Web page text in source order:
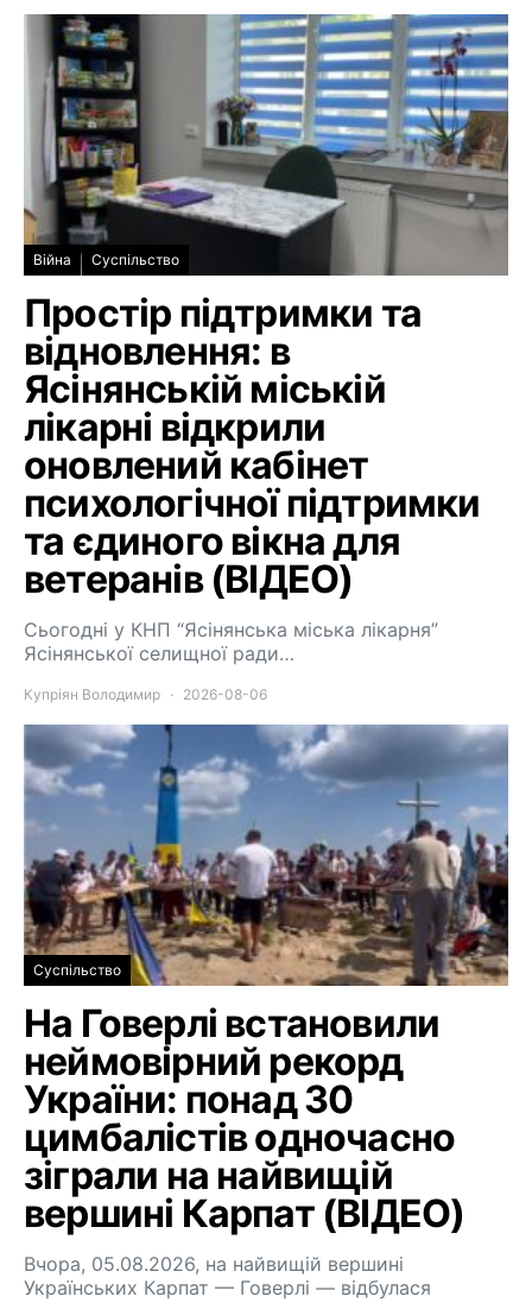
Війна Суспільство
Простір підтримки та
відновлення: в
Ясінянській міській
лікарні відкрили
оновлений кабінет
психологічної підтримки
та єдиного вікна для
ветеранів (ВІДЕО)
Сьогодні у КНП “Ясінянська міська лікарня”
Ясінянської селищної ради…
Купріян Володимир 2026-08-06
Суспільство
На Говерлі встановили
неймовірний рекорд
України: понад 30
цимбалістів одночасно
зіграли на найвищій
вершині Карпат (ВІДЕО)
Вчора, 05.08.2026, на найвищій вершині
Українських Карпат — Говерлі — відбулася